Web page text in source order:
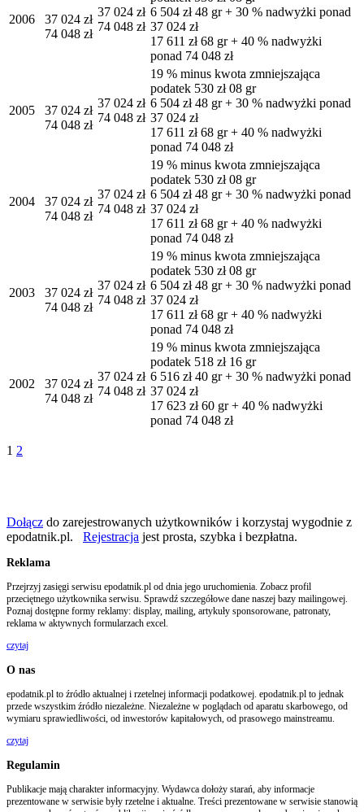
2006
37 024 zł
74 048 zł
37 024 zł
74 048 zł
6 504 zł 48 gr + 30 % nadwyżki ponad
37 024 zł
17 611 zł 68 gr + 40 % nadwyżki
ponad 74 048 zł
2005
37 024 zł
74 048 zł
37 024 zł
74 048 zł
19 % minus kwota zmniejszająca
podatek 530 zł 08 gr
6 504 zł 48 gr + 30 % nadwyżki ponad
37 024 zł
17 611 zł 68 gr + 40 % nadwyżki
ponad 74 048 zł
2004
37 024 zł
74 048 zł
37 024 zł
74 048 zł
19 % minus kwota zmniejszająca
podatek 530 zł 08 gr
6 504 zł 48 gr + 30 % nadwyżki ponad
37 024 zł
17 611 zł 68 gr + 40 % nadwyżki
ponad 74 048 zł
2003
37 024 zł
74 048 zł
37 024 zł
74 048 zł
19 % minus kwota zmniejszająca
podatek 530 zł 08 gr
6 504 zł 48 gr + 30 % nadwyżki ponad
37 024 zł
17 611 zł 68 gr + 40 % nadwyżki
ponad 74 048 zł
2002
37 024 zł
74 048 zł
37 024 zł
74 048 zł
19 % minus kwota zmniejszająca
podatek 518 zł 16 gr
6 516 zł 40 gr + 30 % nadwyżki ponad
37 024 zł
17 623 zł 60 gr + 40 % nadwyżki
ponad 74 048 zł
1 2
Dołącz do zarejestrowanych użytkowników i korzystaj wygodnie z
epodatnik.pl. Rejestracja jest prosta, szybka i bezpłatna.
Reklama
Przejrzyj zasięgi serwisu epodatnik.pl od dnia jego uruchomienia. Zobacz profil
przeciętnego użytkownika serwisu. Sprawdź szczegółowe dane naszej bazy mailingowej.
Poznaj dostępne formy reklamy: display, mailing, artykuły sponsorowane, patronaty,
reklama w aktywnych formularzach excel.
czytaj
O nas
epodatnik.pl to źródło aktualnej i rzetelnej informacji podatkowej. epodatnik.pl to jednak
przede wszystkim źródło niezależne. Niezależne w poglądach od aparatu skarbowego, od
wymiaru sprawiedliwości, od inwestorów kapitałowych, od prasowego mainstreamu.
czytaj
Regulamin
Publikacje mają charakter informacyjny. Wydawca dołoży starań, aby informacje
prezentowane w serwisie były rzetelne i aktualne. Treści prezentowane w serwisie stanowią